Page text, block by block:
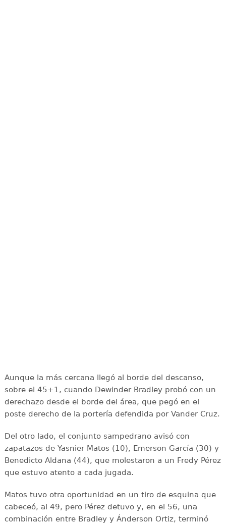
Aunque la más cercana llegó al borde del descanso,
sobre el 45+1, cuando Dewinder Bradley probó con un
derechazo desde el borde del área, que pegó en el
poste derecho de la portería defendida por Vander Cruz.
Del otro lado, el conjunto sampedrano avisó con
zapatazos de Yasnier Matos (10), Emerson García (30) y
Benedicto Aldana (44), que molestaron a un Fredy Pérez
que estuvo atento a cada jugada.
Matos tuvo otra oportunidad en un tiro de esquina que
cabeceó, al 49, pero Pérez detuvo y, en el 56, una
combinación entre Bradley y Ánderson Ortiz, terminó